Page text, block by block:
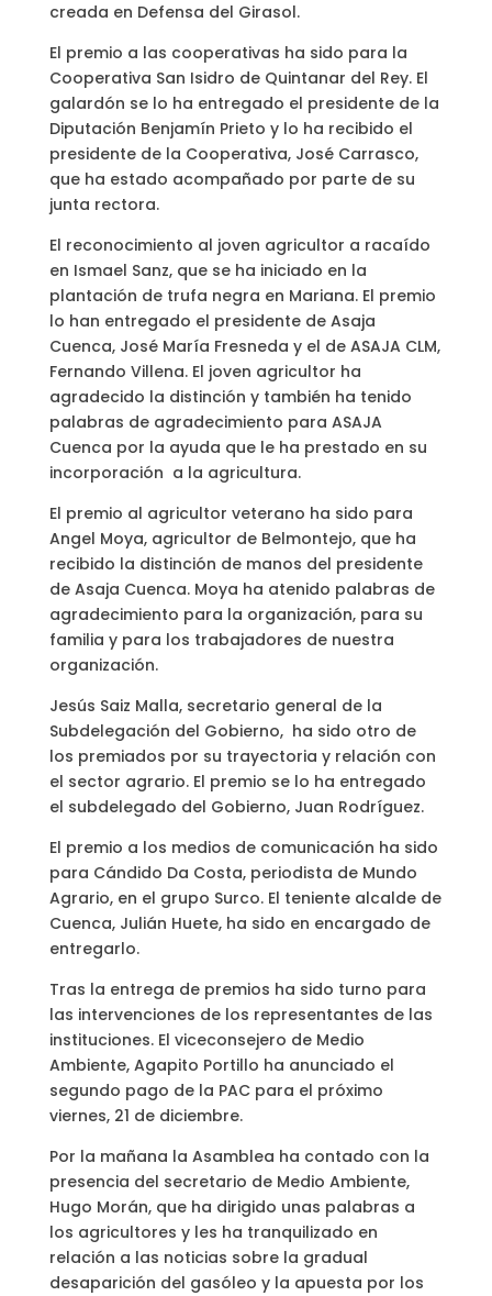
creada en Defensa del Girasol.
El premio a las cooperativas ha sido para la
Cooperativa San Isidro de Quintanar del Rey. El
galardón se lo ha entregado el presidente de la
Diputación Benjamín Prieto y lo ha recibido el
presidente de la Cooperativa, José Carrasco,
que ha estado acompañado por parte de su
junta rectora.
El reconocimiento al joven agricultor a racaído
en Ismael Sanz, que se ha iniciado en la
plantación de trufa negra en Mariana. El premio
lo han entregado el presidente de Asaja
Cuenca, José María Fresneda y el de ASAJA CLM,
Fernando Villena. El joven agricultor ha
agradecido la distinción y también ha tenido
palabras de agradecimiento para ASAJA
Cuenca por la ayuda que le ha prestado en su
incorporación a la agricultura.
El premio al agricultor veterano ha sido para
Angel Moya, agricultor de Belmontejo, que ha
recibido la distinción de manos del presidente
de Asaja Cuenca. Moya ha atenido palabras de
agradecimiento para la organización, para su
familia y para los trabajadores de nuestra
organización.
Jesús Saiz Malla, secretario general de la
Subdelegación del Gobierno, ha sido otro de
los premiados por su trayectoria y relación con
el sector agrario. El premio se lo ha entregado
el subdelegado del Gobierno, Juan Rodríguez.
El premio a los medios de comunicación ha sido
para Cándido Da Costa, periodista de Mundo
Agrario, en el grupo Surco. El teniente alcalde de
Cuenca, Julián Huete, ha sido en encargado de
entregarlo.
Tras la entrega de premios ha sido turno para
las intervenciones de los representantes de las
instituciones. El viceconsejero de Medio
Ambiente, Agapito Portillo ha anunciado el
segundo pago de la PAC para el próximo
viernes, 21 de diciembre.
Por la mañana la Asamblea ha contado con la
presencia del secretario de Medio Ambiente,
Hugo Morán, que ha dirigido unas palabras a
los agricultores y les ha tranquilizado en
relación a las noticias sobre la gradual
desaparición del gasóleo y la apuesta por los